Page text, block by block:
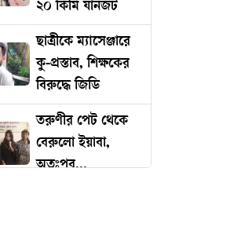
২০ কিমি যানজট
ছাত্রীকে ম্যাসেঞ্জারে
কু-প্রস্তাব, শিক্ষকের
বিরুদ্ধে জিডি
তরুণীর পেট থেকে
বেরুলো ইয়াবা,
অতঃপর...